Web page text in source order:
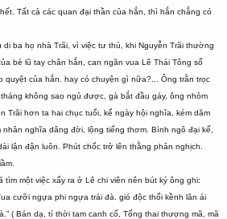
Tất cả các quan đại thần của hắn, thì hắn chẳng có
di ba họ nhà Trãi, vì việc tư thù, khi Nguyễn Trãi thường
bè lũ tay chân hắn, can ngăn vua Lê Thái Tông số
quyệt của hắn. hay có chuyện gì nữa?... Ông trằn trọc
không sao ngủ được, gà bắt đầu gáy, ông nhỏm
Trãi hơn ta hai chục tuổi, kể ngày hội nghĩa, kém dăm
nghĩa dâng đời, lộng tiếng thơm. Bình ngô đại kế,
lận đận luôn. Phút chốc trở lên thằng phản nghịch.
tìm một việc xẩy ra ở Lê chi viên nên bút ký ông ghi:
cưỡi ngựa phi ngựa trái đà. gió độc thổi kềnh lăn ái
( Bán dạ, tí thời tam canh cổ, Tống thai thượng mã, mã